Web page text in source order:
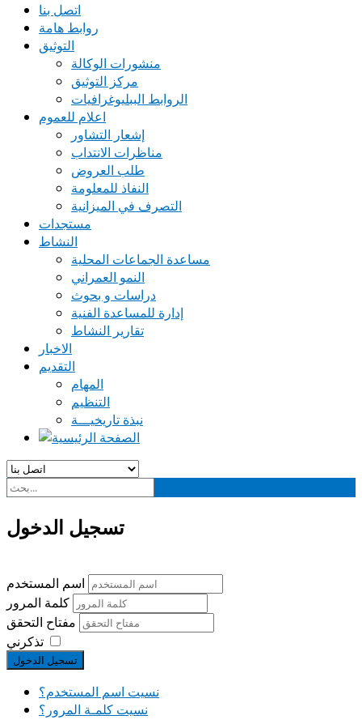
اتصل بنا
روابط هامة
التوثيق
منشورات الوكالة
مركز التوثيق
الروابط الببليوغرافيات
اعلام للعموم
إشعار التشاور
مناظرات الانتداب
طلب العروض
النفاذ للمعلومة
التصرف في الميزانية
مستجدات
النشاط
مساعدة الجماعات المحلية
النمو العمراني
دراسات و بحوث
إدارة للمساعدة الفنية
تقارير النشاط
الاخبار
التقديم
المهام
التنظيم
نبذة تاريخيـــة
تسجيل الدخول
اسم المستخدم
تذكرني
تسجيل الدخول
نسيت اسم المستخدم؟
نسيت كلمـة المرور؟